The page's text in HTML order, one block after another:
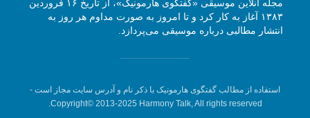
مجله آنلاین موسیقی «گفتگوی هارمونیک»، از تاریخ ۱۶ فروردین
۱۳۸۳ آغاز به کار کرد و تا امروز به صورت مداوم هر روز به
انتشار مطالبی درباره موسیقی می‌پردازد.
استفاده از مطالب گفتگوی هارمونیک با ذکر نام و آدرس سایت مجاز است -
Copyright© 2013-2025 Harmony Talk, All rights reserved.